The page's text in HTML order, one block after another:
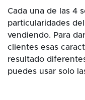
Cada una de las 4
particularidades
vendiendo. Para
clientes esas
resultado
puedes usar solo